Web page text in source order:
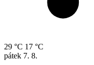
29 °C 17 °C
pátek 7. 8.